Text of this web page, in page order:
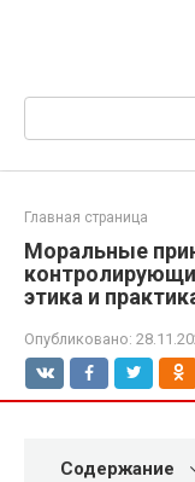
Поиск:
Главная страница
Моральные
этика и
Опубликовано:
Содержание